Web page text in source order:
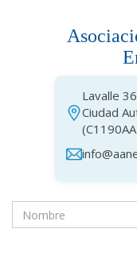
Lavalle
Ciudad